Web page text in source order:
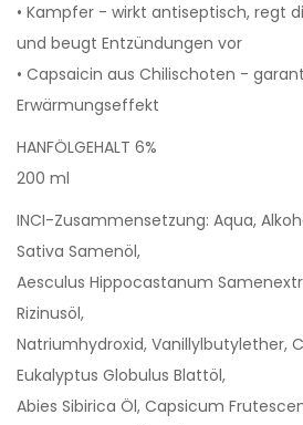
• Kampfer - wirkt antiseptisch, regt
und beugt Entzündungen vor
• Capsaicin aus Chilischoten -
Erwärmungseffekt
HANFÖLGEHALT 6%
200 ml
INCI-Zusammensetzung: Aqua,
Sativa Samenöl,
Aesculus Hippocastanum
Rizinusöl,
Natriumhydroxid, Vanillylbutylether,
Eukalyptus Globulus Blattöl,
Abies Sibirica Öl, Capsicum